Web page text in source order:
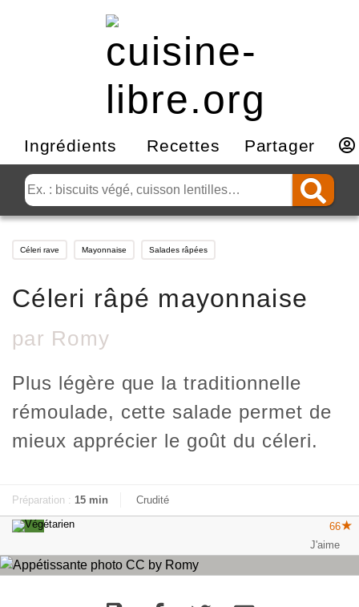
Ingrédients Recettes Partager
Céleri rave Mayonnaise Salades râpées
Céleri râpé mayonnaise
par Romy
Plus légère que la traditionnelle
rémoulade, cette salade permet de
mieux apprécier le goût du céleri.
Préparation : 15 min Crudité
66